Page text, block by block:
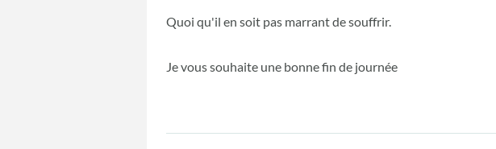
Quoi qu'il en soit pas marrant de souffrir.
Je vous souhaite une bonne fin de journée